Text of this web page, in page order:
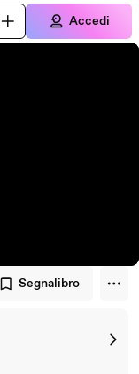
Accedi
Segnalibro